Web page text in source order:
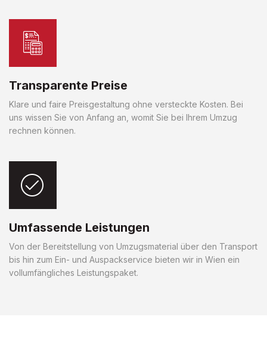
Transparente Preise
Klare und faire Preisgestaltung ohne versteckte Kosten. Bei
uns wissen Sie von Anfang an, womit Sie bei Ihrem Umzug
rechnen können.
Umfassende Leistungen
Von der Bereitstellung von Umzugsmaterial über den Transport
bis hin zum Ein- und Auspackservice bieten wir in Wien ein
vollumfängliches Leistungspaket.